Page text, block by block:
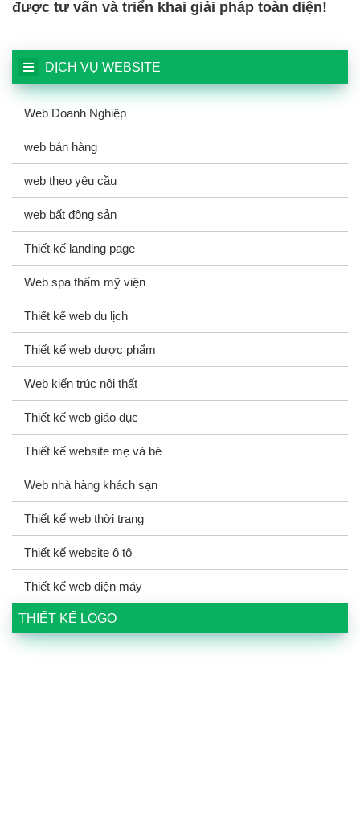
được tư vấn và triển khai giải pháp toàn diện!
DỊCH VỤ WEBSITE
Web Doanh Nghiệp
web bán hàng
web theo yêu cầu
web bất động sản
Thiết kế landing page
Web spa thẩm mỹ viện
Thiết kế web du lịch
Thiết kế web dược phẩm
Web kiến trúc nội thất
Thiết kế web giáo dục
Thiết kế website mẹ và bé
Web nhà hàng khách sạn
Thiết kế web thời trang
Thiết kế website ô tô
Thiết kế web điện máy
THIẾT KẾ LOGO